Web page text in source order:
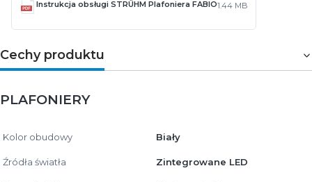
Instrukcja obsługi STRÜHM Plafoniera FABIO1.44 MB
Cechy produktu
PLAFONIERY
Kolor obudowy Biały
Źródła światła Zintegrowane LED